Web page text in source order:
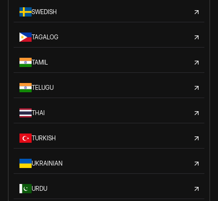
SWEDISH
TAGALOG
TAMIL
TELUGU
THAI
TURKISH
UKRAINIAN
URDU